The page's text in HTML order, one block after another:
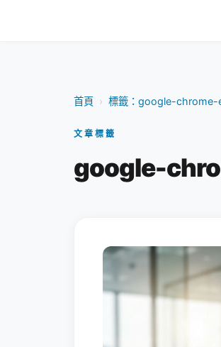
首頁 › 標籤：google-chrome-
文章標籤
google-